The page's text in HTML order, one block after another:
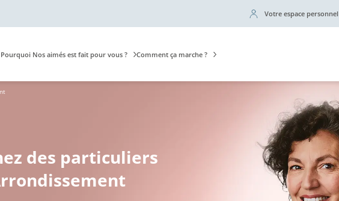
Votre espace personnel
Pourquoi Nos aimés est fait pour vous ? Comment ça marche ?
des particuliers